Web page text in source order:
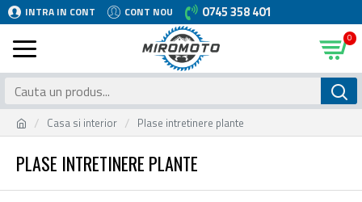
INTRA IN CONT CONT NOU 0745 358 401
0
Casa si interior Plase intretinere plante
PLASE INTRETINERE PLANTE